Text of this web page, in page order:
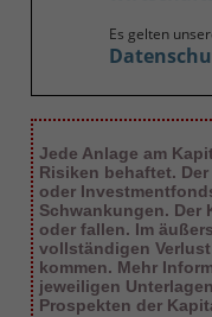
Es gelten
Jede Anlage am
Risiken behaftet.
oder
Schwankungen. Der
oder fallen. Im
vollständigen
kommen. Mehr
jeweiligen
Prospekten der